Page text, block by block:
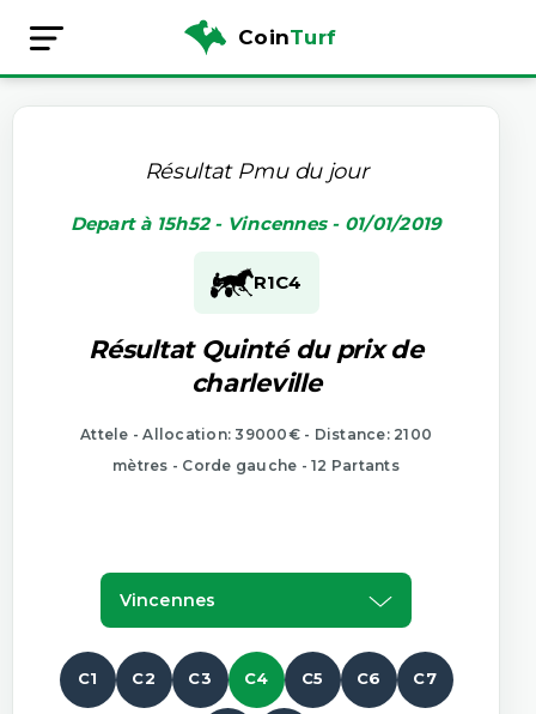
CoinTurf
Résultat Pmu du jour
Depart à 15h52 - Vincennes - 01/01/2019
R1C4
Résultat Quinté du prix de
charleville
Attele - Allocation: 39000€ - Distance: 2100
mètres - Corde gauche - 12 Partants
Vincennes
C1 C2 C3 C4 C5 C6 C7